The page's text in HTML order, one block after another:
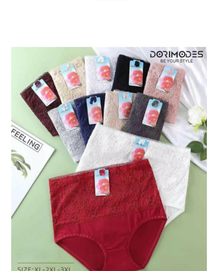
saab
teha
tootelehel.